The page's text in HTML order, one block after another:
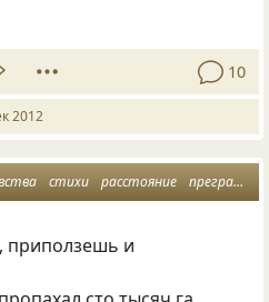
10
2012
стихи расстояние преграды
и